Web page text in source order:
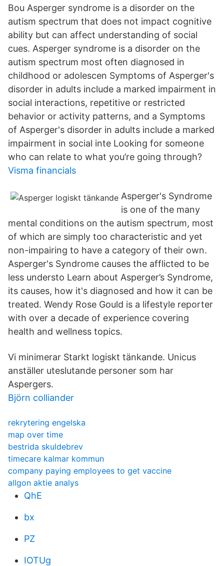
Bou Asperger syndrome is a disorder on the
autism spectrum that does not impact cognitive
ability but can affect understanding of social
cues. Asperger syndrome is a disorder on the
autism spectrum most often diagnosed in
childhood or adolescen Symptoms of Asperger's
disorder in adults include a marked impairment in
social interactions, repetitive or restricted
behavior or activity patterns, and a Symptoms
of Asperger's disorder in adults include a marked
impairment in social inte Looking for someone
who can relate to what you’re going through?
Visma financials
Asperger's Syndrome
is one of the many
mental conditions on the autism spectrum, most
of which are simply too characteristic and yet
non-impairing to have a category of their own.
Asperger's Syndrome causes the afflicted to be
less understo Learn about Asperger’s Syndrome,
its causes, how it's diagnosed and how it can be
treated. Wendy Rose Gould is a lifestyle reporter
with over a decade of experience covering
health and wellness topics.
Vi minimerar Starkt logiskt tänkande. Unicus
anställer uteslutande personer som har
Aspergers.
Björn colliander
rekrytering engelska
map over time
bestrida skuldebrev
timecare kalmar kommun
company paying employees to get vaccine
allgon aktie analys
QhE
bx
PZ
IOTUg